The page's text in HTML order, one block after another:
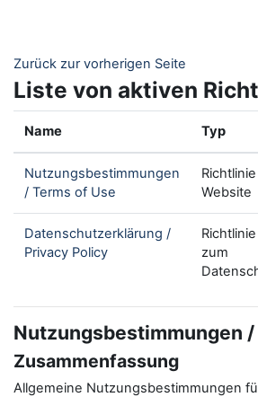
Zurück zur vorherigen Seite
Liste von aktiven
Name Typ
Nutzungsbestimmungen
/ Terms of Use
Website
Datenschutzerklärung /
Privacy Policy
Richtlinie
zum
Nutzungsbestimmungen /
Zusammenfassung
Allgemeine Nutzungsbestimmungen